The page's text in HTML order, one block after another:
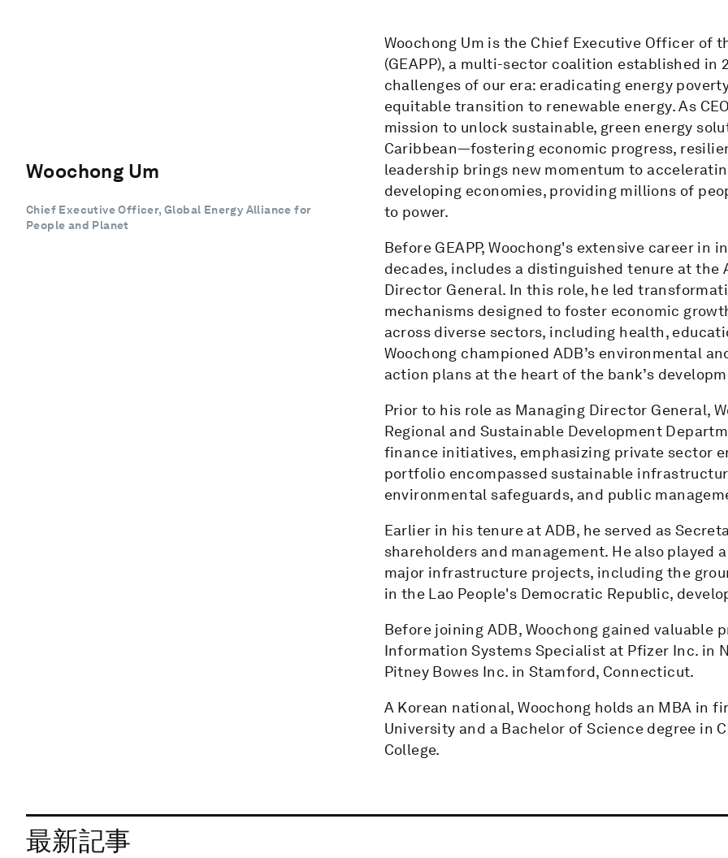
Woochong Um
Chief Executive Officer, Global Energy Alliance for
People and Planet
Woochong Um is the Chief Executive Officer of
(GEAPP), a multi-sector coalition established in
challenges of our era: eradicating energy
equitable transition to renewable energy. As
mission to unlock sustainable, green energy
Caribbean—fostering economic progress,
leadership brings new momentum to
developing economies, providing millions of
to power.
Before GEAPP, Woochong's extensive career
decades, includes a distinguished tenure at the
Director General. In this role, he led
mechanisms designed to foster economic
across diverse sectors, including health,
Woochong championed ADB’s environmental
action plans at the heart of the bank’s
Prior to his role as Managing Director General,
Regional and Sustainable Development
finance initiatives, emphasizing private sector
portfolio encompassed sustainable
environmental safeguards, and public
Earlier in his tenure at ADB, he served as
shareholders and management. He also
major infrastructure projects, including the
in the Lao People's Democratic Republic,
Before joining ADB, Woochong gained valuable
Information Systems Specialist at Pfizer Inc. in
Pitney Bowes Inc. in Stamford, Connecticut.
A Korean national, Woochong holds an MBA in
University and a Bachelor of Science degree in
College.
最新記事